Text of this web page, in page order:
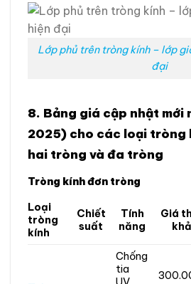
Lớp phủ trên tròng kính – lớp
đại
8. Bảng giá cập nhật mới
2025) cho các loại tròng
hai tròng và đa tròng
Tròng kính đơn tròng
Loại
tròng
kính
Chiết
suất
Tính
năng
Giá
Chống
tia